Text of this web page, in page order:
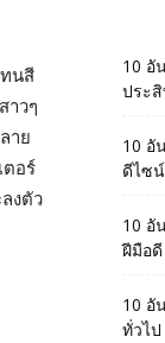
นสี
าวๆ
าย
ตอร์
งตัว
10 อั
ประ
10 อั
ดีไซ
10 อั
ฝีมือ
10 อั
ทั่วไ